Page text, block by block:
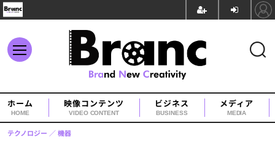
ホーム
HOME
映像コンテンツ
VIDEO CONTENT
ビジネス
BUSINESS
メディア
MEDIA
テクノロジー 機器